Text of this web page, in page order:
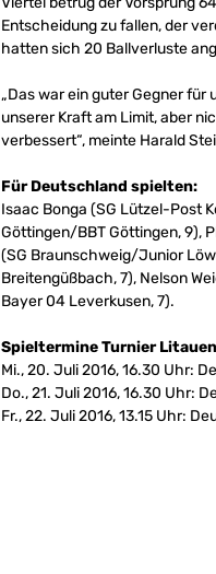
Entscheidung zu fallen, der
hatten sich 20 Ballverluste
„Das war ein guter Gegner
unserer Kraft am Limit, aber
verbessert“, meinte Harald
Für Deutschland spielten:
Isaac Bonga (SG Lützel-Post
Göttingen/BBT Göttingen, 9),
(SG Braunschweig/Junior
Breitengüßbach, 7), Nelson
Bayer 04 Leverkusen, 7).
Spieltermine Turnier
Mi., 20. Juli 2016, 16.30 Uhr:
Do., 21. Juli 2016, 16.30 Uhr:
Fr., 22. Juli 2016, 13.15 Uhr: